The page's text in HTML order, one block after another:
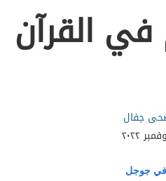
في القرآن
جفال
جوجل